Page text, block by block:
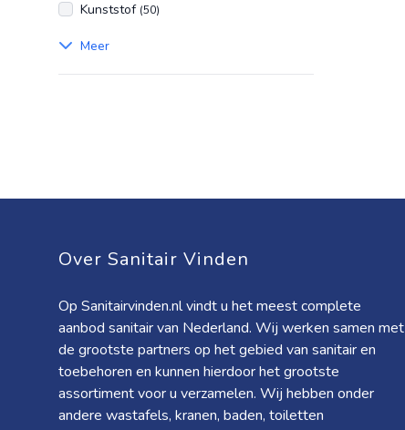
Kunststof (50)
Meer
Over Sanitair Vinden
Op Sanitairvinden.nl vindt u het meest complete
aanbod sanitair van Nederland. Wij werken samen met
de grootste partners op het gebied van sanitair en
toebehoren en kunnen hierdoor het grootste
assortiment voor u verzamelen. Wij hebben onder
andere wastafels, kranen, baden, toiletten